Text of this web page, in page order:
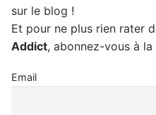
sur le blog !
Et pour ne plus rien rater
Addict, abonnez-vous à
Email